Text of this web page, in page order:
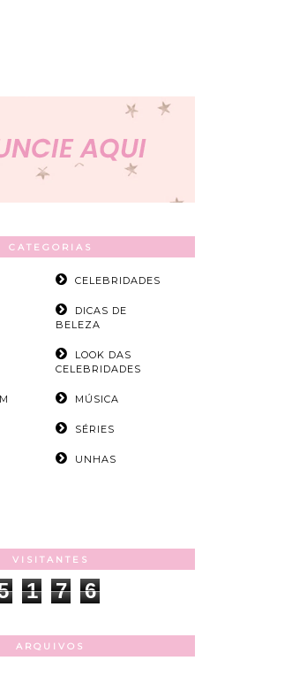
CATEGORIAS
CELEBRIDADES
DICAS DE
BELEZA
LOOK DAS
CELEBRIDADES
MÚSICA
SÉRIES
UNHAS
VISITANTES
1 7 6
ARQUIVOS